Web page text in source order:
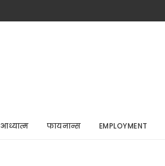
आध्यात्म फायनान्स EMPLOYMENT